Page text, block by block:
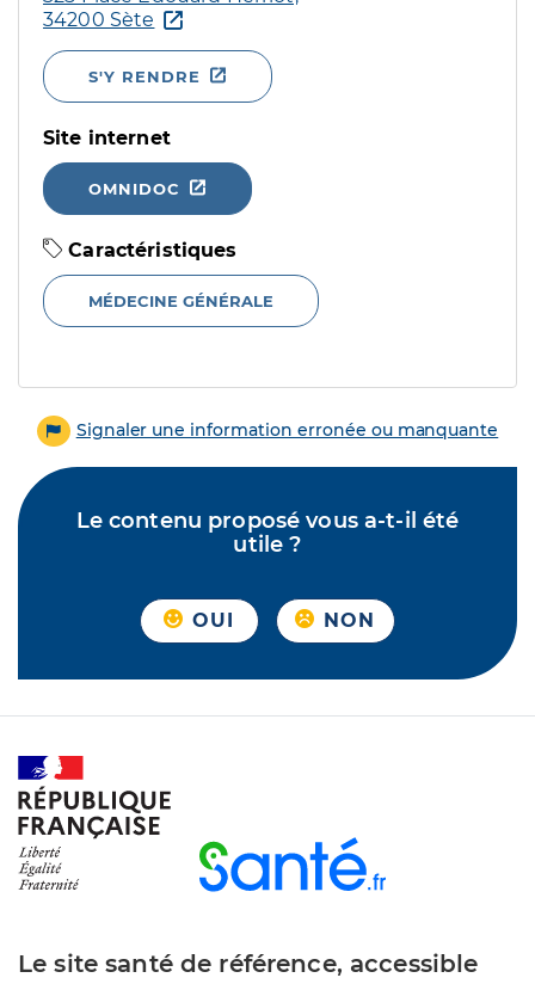
34200 Sète
S'Y RENDRE
Site internet
OMNIDOC
Caractéristiques
MÉDECINE GÉNÉRALE
Signaler une information erronée ou manquante
Le contenu proposé vous a-t-il été
utile ?
OUI NON
Le site santé de référence, accessible